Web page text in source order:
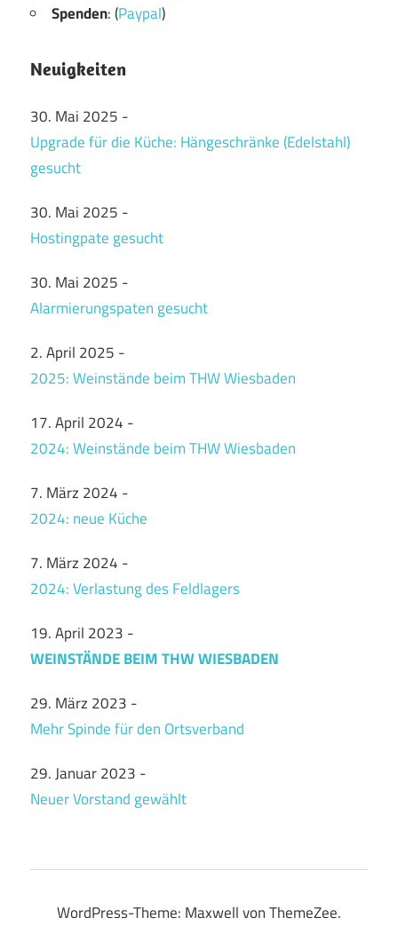
Spenden: (Paypal)
Neuigkeiten
30. Mai 2025 -
Upgrade für die Küche: Hängeschränke (Edelstahl)
gesucht
30. Mai 2025 -
Hostingpate gesucht
30. Mai 2025 -
Alarmierungspaten gesucht
2. April 2025 -
2025: Weinstände beim THW Wiesbaden
17. April 2024 -
2024: Weinstände beim THW Wiesbaden
7. März 2024 -
2024: neue Küche
7. März 2024 -
2024: Verlastung des Feldlagers
19. April 2023 -
WEINSTÄNDE BEIM THW WIESBADEN
29. März 2023 -
Mehr Spinde für den Ortsverband
29. Januar 2023 -
Neuer Vorstand gewählt
WordPress-Theme: Maxwell von ThemeZee.